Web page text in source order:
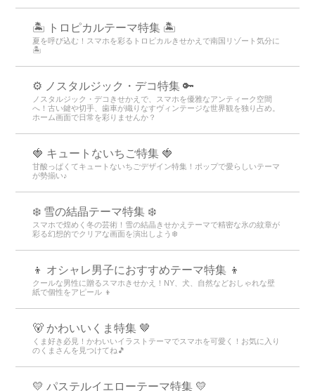
🏝️ トロピカルテーマ特集 🏝️
夏を呼び込む！スマホを彩るトロピカルきせかえで南国リゾート気分に
🏝️
⚙️ ノスタルジック・デコ特集 🔑
ノスタルジック・デコきせかえで、スマホを優雅なアンティーク空間
へ！古い鍵や切手、歯車が織りなすヴィンテージな世界観を独り占め。
ホーム画面で日常を彩りませんか？
🍓 キュートないちご特集 🍓
甘酸っぱくてキュートないちごデザイン特集！ポップで愛らしいテーマ
が勢揃い♪
❄️ 雪の結晶テーマ特集 ❄️
スマホで煌めく冬の芸術！雪の結晶きせかえテーマで精密な氷の紋章が
彩る幻想的でクリアな画面を演出しよう❄️
👦 オシャレ男子におすすめテーマ特集 👦
クールな男性に贈るスマホきせかえ！NY、犬、自然などおしゃれな壁
紙で個性をアピール 👦
🐻 かわいいくま特集 🤎
くま好き必見！かわいいイラストテーマでスマホを可愛く！お気に入り
のくまさんを見つけてね🎵
💛 パステルイエローテーマ特集 💛